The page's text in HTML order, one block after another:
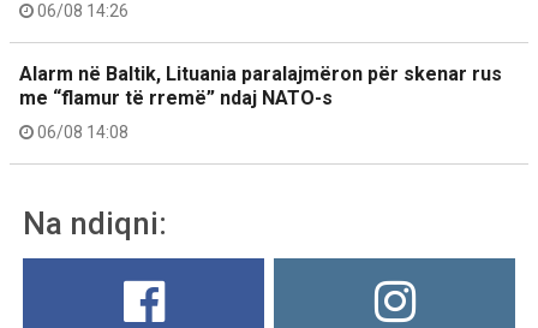
06/08 14:26
Alarm në Baltik, Lituania paralajmëron për skenar rus
me “flamur të rremë” ndaj NATO-s
06/08 14:08
Na ndiqni: